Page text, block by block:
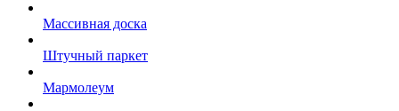
Массивная доска
Штучный паркет
Мармолеум